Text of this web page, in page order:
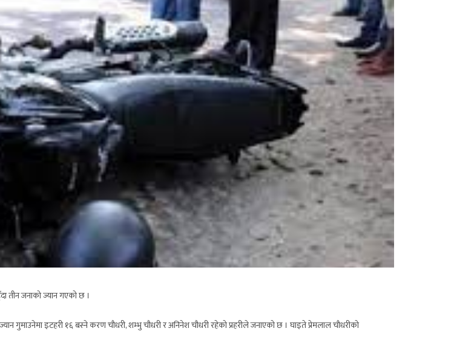
तीन जनाको ज्यान गएको छ ।
गुमाउनेमा इटहरी १६ बस्ने करण चौधरी, शम्भु चौधरी र अनिनेश चौधरी रहेको प्रहरीले जनाएको छ । घाइते प्रेमलाल चौधरीको